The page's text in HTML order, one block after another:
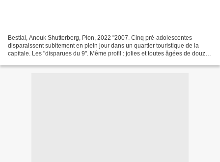
Bestial, Anouk Shutterberg, Plon, 2022 "2007. Cinq pré-adolescentes
disparaissent subitement en plein jour dans un quartier touristique de la
capitale. Les "disparues du 9". Même profil : jolies et toutes âgées de douze